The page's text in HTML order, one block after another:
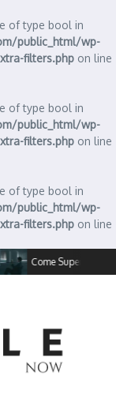
of type bool in
public_html/wp-
filters.php on line
of type bool in
public_html/wp-
filters.php on line
of type bool in
public_html/wp-
filters.php on line
Come Superare la